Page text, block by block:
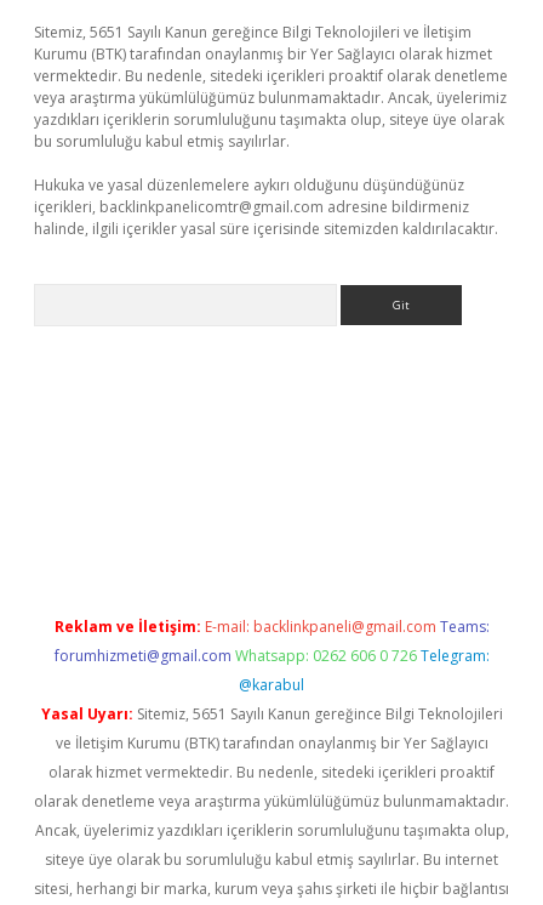
Sitemiz, 5651 Sayılı Kanun gereğince Bilgi Teknolojileri ve İletişim
Kurumu (BTK) tarafından onaylanmış bir Yer Sağlayıcı olarak hizmet
vermektedir. Bu nedenle, sitedeki içerikleri proaktif olarak denetleme
veya araştırma yükümlülüğümüz bulunmamaktadır. Ancak, üyelerimiz
yazdıkları içeriklerin sorumluluğunu taşımakta olup, siteye üye olarak
bu sorumluluğu kabul etmiş sayılırlar.
Hukuka ve yasal düzenlemelere aykırı olduğunu düşündüğünüz
içerikleri, backlinkpanelicomtr@gmail.com adresine bildirmeniz
halinde, ilgili içerikler yasal süre içerisinde sitemizden kaldırılacaktır.
Reklam ve İletişim: E-mail: backlinkpaneli@gmail.com Teams:
forumhizmeti@gmail.com Whatsapp: 0262 606 0 726 Telegram:
@karabul
Yasal Uyarı: Sitemiz, 5651 Sayılı Kanun gereğince Bilgi Teknolojileri
ve İletişim Kurumu (BTK) tarafından onaylanmış bir Yer Sağlayıcı
olarak hizmet vermektedir. Bu nedenle, sitedeki içerikleri proaktif
olarak denetleme veya araştırma yükümlülüğümüz bulunmamaktadır.
Ancak, üyelerimiz yazdıkları içeriklerin sorumluluğunu taşımakta olup,
siteye üye olarak bu sorumluluğu kabul etmiş sayılırlar. Bu internet
sitesi, herhangi bir marka, kurum veya şahıs şirketi ile hiçbir bağlantısı